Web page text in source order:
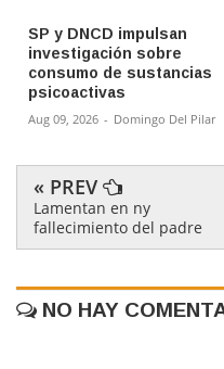
SP y DNCD impulsan
investigación sobre
consumo de sustancias
psicoactivas
Aug 09, 2026 - Domingo Del Pilar
« PREV
Lamentan en ny
fallecimiento del padre
NO HAY